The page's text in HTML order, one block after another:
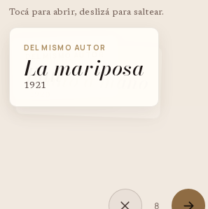
Tocá para abrir, deslizá para saltear.
DEL MISMO AUTOR
La mariposa
1921
Pan
DEL MISMO AUTOR
Mano a mano
8